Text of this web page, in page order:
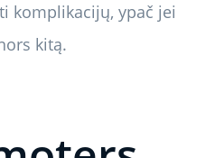
komplikacijų, ypač jei
kitą.